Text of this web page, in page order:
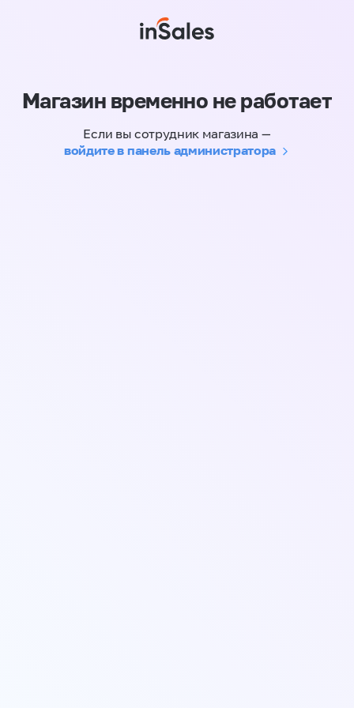
Магазин временно не работает
Если вы сотрудник магазина —
войдите в панель администратора